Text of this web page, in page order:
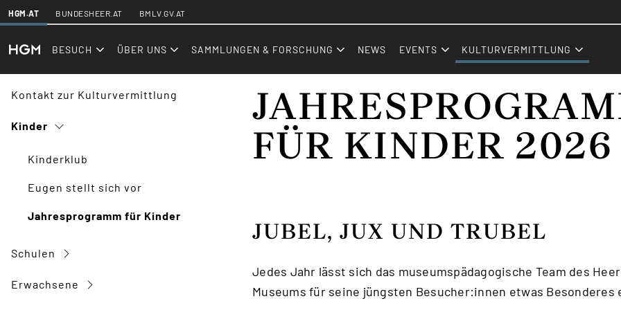
SKIPLINKS
HGM.AT BUNDESHEER.AT BMLV.GV.AT
BESUCH ÜBER UNS SAMMLUNGEN & FORSCHUNG NEWS EVENTS KULTURVERMITTLUNG
hgm.at Kulturvermittlung Kinder Jahresprogramm für Kinder
Kontakt zur Kulturvermittlung
Kinder
Kinderklub
Eugen stellt sich vor
Jahresprogramm für Kinder
Schulen
Erwachsene
FÜR KINDER 2026
JUBEL, JUX UND TRUBEL
Jedes Jahr lässt sich das museumspädagogische Team des
Museums für seine jüngsten Besucher:innen etwas Besonderes